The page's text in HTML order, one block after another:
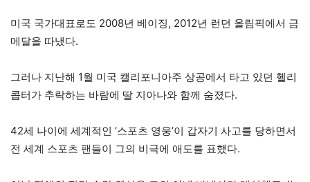
미국 국가대표로도 2008년 베이징, 2012년 런던 올림픽에서 금
메달을 따냈다.
그러나 지난해 1월 미국 캘리포니아주 상공에서 타고 있던 헬리
콥터가 추락하는 바람에 딸 지아나와 함께 숨졌다.
42세 나이에 세계적인 ‘스포츠 영웅’이 갑자기 사고를 당하면서
전 세계 스포츠 팬들이 그의 비극에 애도를 표했다.